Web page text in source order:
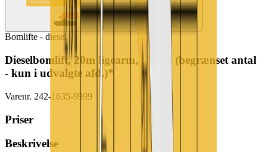
Bomlifte - diesel
Dieselbomlift, 20m ligearm, bælter (begrænset antal
- kun i udvalgte afd.)*
Varenr. 242-1635-9999
Priser
Beskrivelse